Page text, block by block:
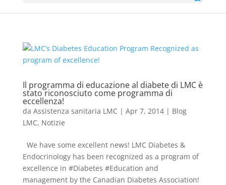
Il programma di educazione al diabete di LMC è
stato riconosciuto come programma di
eccellenza!
da Assistenza sanitaria LMC | Apr 7, 2014| Blog
LMC, Notizie
We have some excellent news! LMC Diabetes &
Endocrinology has been recognized as a program of
excellence in #Diabetes #Education and
management by the Canadian Diabetes Association!